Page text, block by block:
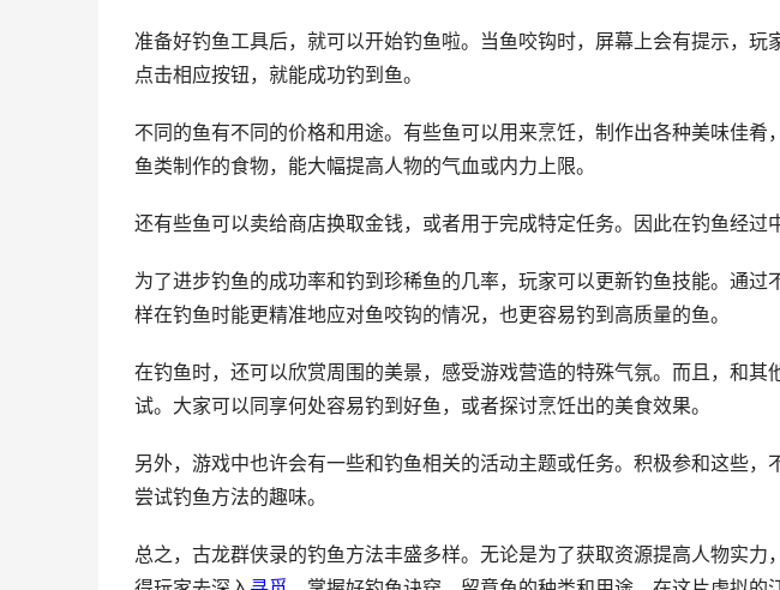
准备好钓鱼工具后，就可以开始钓鱼啦。当鱼咬钩时，屏幕上会有提示，玩
点击相应按钮，就能成功钓到鱼。
不同的鱼有不同的价格和用途。有些鱼可以用来烹饪，制作出各种美味佳肴
鱼类制作的食物，能大幅提高人物的气血或内力上限。
还有些鱼可以卖给商店换取金钱，或者用于完成特定任务。因此在钓鱼经过
为了进步钓鱼的成功率和钓到珍稀鱼的几率，玩家可以更新钓鱼技能。通过
样在钓鱼时能更精准地应对鱼咬钩的情况，也更容易钓到高质量的鱼。
在钓鱼时，还可以欣赏周围的美景，感受游戏营造的特殊气氛。而且，和其
试。大家可以同享何处容易钓到好鱼，或者探讨烹饪出的美食效果。
另外，游戏中也许会有一些和钓鱼相关的活动主题或任务。积极参和这些，
尝试钓鱼方法的趣味。
总之，古龙群侠录的钓鱼方法丰盛多样。无论是为了获取资源提高人物实力